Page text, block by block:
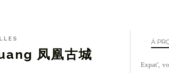
凤凰古城
À
Expat',